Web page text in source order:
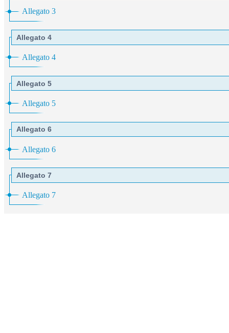
Allegato 3
Allegato 4
Allegato 4
Allegato 5
Allegato 5
Allegato 6
Allegato 6
Allegato 7
Allegato 7